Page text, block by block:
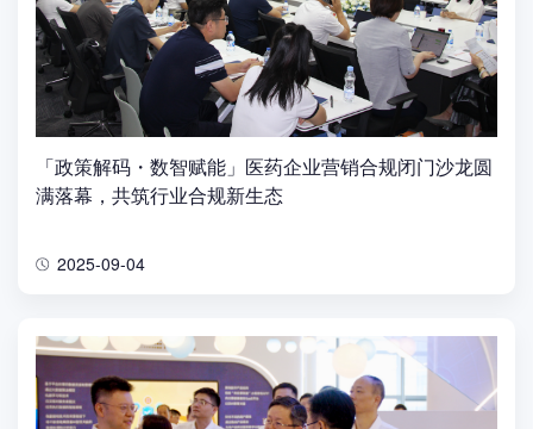
「政策解码・数智赋能」医药企业营销合规闭门沙龙圆
满落幕，共筑行业合规新生态
2025-09-04